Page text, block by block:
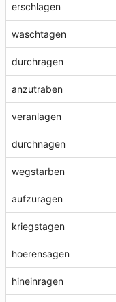
erschlagen
waschtagen
durchragen
anzutraben
veranlagen
durchnagen
wegstarben
aufzuragen
kriegstagen
hoerensagen
hineinragen